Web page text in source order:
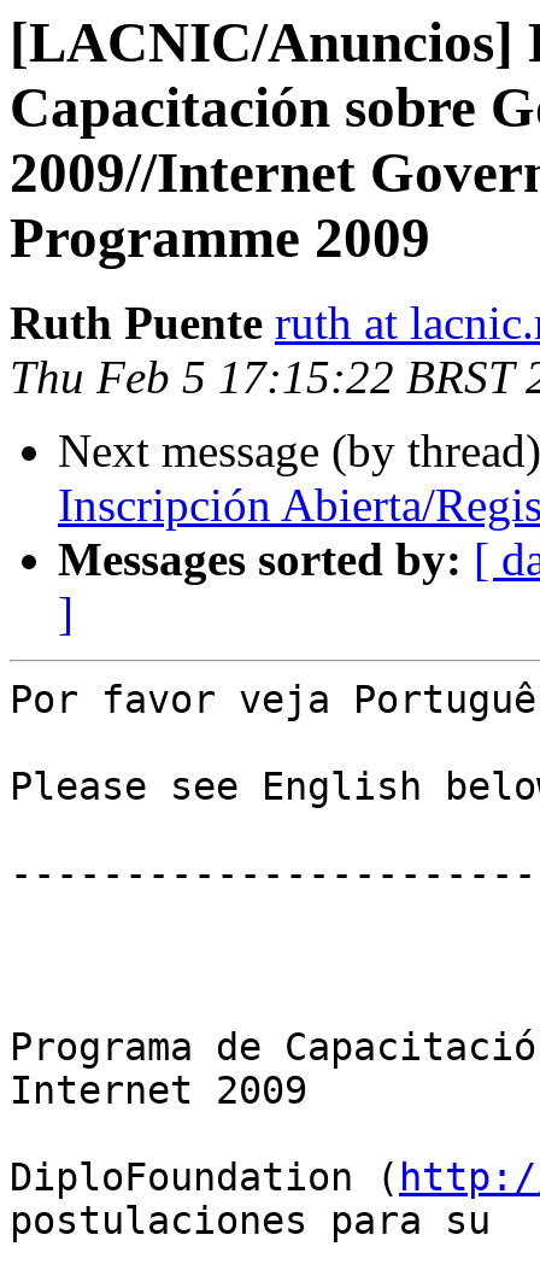
[LACNIC/Anuncios]
Capacitación sobre
2009//Internet
Programme 2009
Ruth Puente ruth at
Thu Feb 5 17:15:22 BRST
Next message (by
Inscripción Abierta/
Messages sorted by: [
]
Por favor veja
Please see English
Programa de
Internet 2009
DiploFoundation ( http://
postulaciones para su